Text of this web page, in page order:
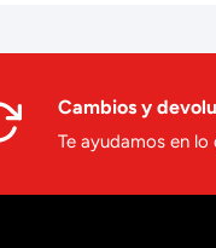
Cambios y
Te ayudamos en lo